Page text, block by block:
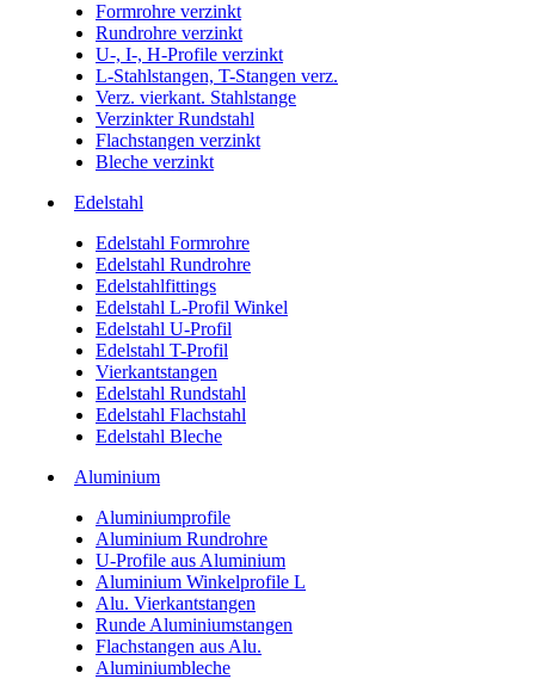
Formrohre verzinkt
Rundrohre verzinkt
U-, I-, H-Profile verzinkt
L-Stahlstangen, T-Stangen verz.
Verz. vierkant. Stahlstange
Verzinkter Rundstahl
Flachstangen verzinkt
Bleche verzinkt
Edelstahl
Edelstahl Formrohre
Edelstahl Rundrohre
Edelstahlfittings
Edelstahl L-Profil Winkel
Edelstahl U-Profil
Edelstahl T-Profil
Vierkantstangen
Edelstahl Rundstahl
Edelstahl Flachstahl
Edelstahl Bleche
Aluminium
Aluminiumprofile
Aluminium Rundrohre
U-Profile aus Aluminium
Aluminium Winkelprofile L
Alu. Vierkantstangen
Runde Aluminiumstangen
Flachstangen aus Alu.
Aluminiumbleche